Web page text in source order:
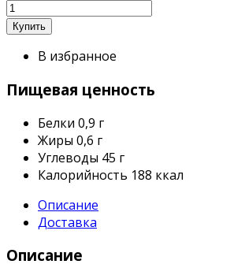
В избранное
Пищевая ценность
Белки 0,9 г
Жиры 0,6 г
Углеводы 45 г
Калорийность 188 ккал
Описание
Доставка
Описание